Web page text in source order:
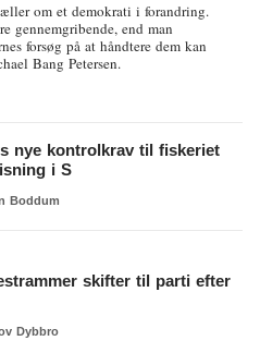
om et demokrati i forandring.
gennemgribende, end man
forsøg på at håndtere dem kan
Bang Petersen.
nye kontrolkrav til fiskeriet
i S
Boddum
skifter til parti efter
Dybbro